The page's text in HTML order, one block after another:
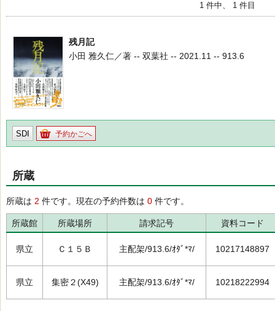
1 件中、 1 件目
残月記
小田 雅久仁／著 -- 双葉社 -- 2021.11 -- 913.6
SDI 予約かごへ
所蔵
所蔵は 2 件です。現在の予約件数は 0 件です。
所蔵館 所蔵場所 請求記号 資料コード
県立 Ｃ１５Ｂ 主配架/913.6/ｵﾀﾞ*ﾏ/ 10217148897
県立 集密２(X49) 主配架/913.6/ｵﾀﾞ*ﾏ/ 10218222994